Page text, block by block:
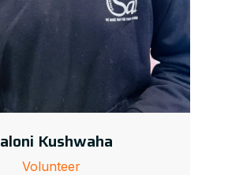
Kushwaha
Volunteer